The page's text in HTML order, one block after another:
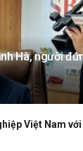
Hà, người
Việt Nam